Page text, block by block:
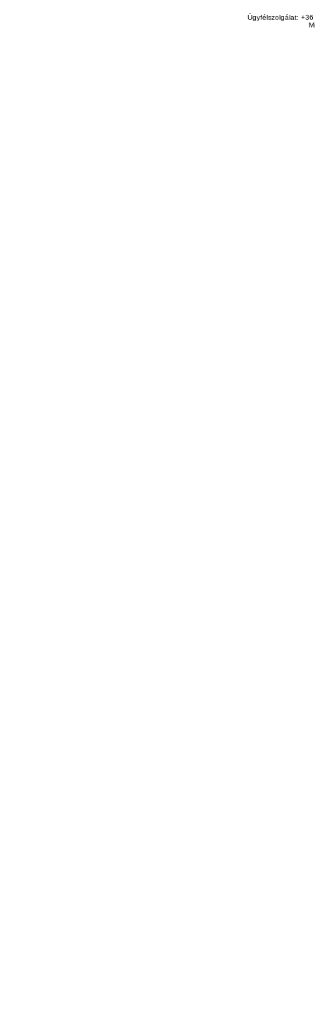
Ügyfélszolgálat: